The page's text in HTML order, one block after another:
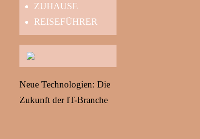
ZUHAUSE
REISEFÜHRER
Neue Technologien: Die
Zukunft der IT-Branche